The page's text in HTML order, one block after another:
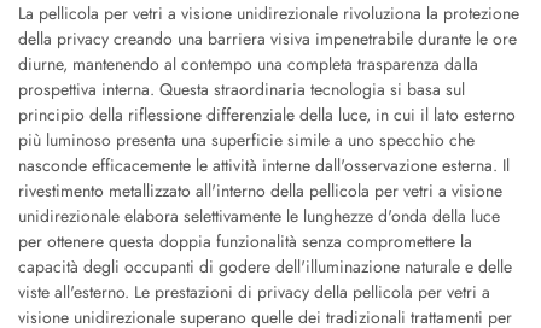
La pellicola per vetri a visione unidirezionale rivoluziona la protezione
della privacy creando una barriera visiva impenetrabile durante le ore
diurne, mantenendo al contempo una completa trasparenza dalla
prospettiva interna. Questa straordinaria tecnologia si basa sul
principio della riflessione differenziale della luce, in cui il lato esterno
più luminoso presenta una superficie simile a uno specchio che
nasconde efficacemente le attività interne dall'osservazione esterna. Il
rivestimento metallizzato all'interno della pellicola per vetri a visione
unidirezionale elabora selettivamente le lunghezze d'onda della luce
per ottenere questa doppia funzionalità senza compromettere la
capacità degli occupanti di godere dell'illuminazione naturale e delle
viste all'esterno. Le prestazioni di privacy della pellicola per vetri a
visione unidirezionale superano quelle dei tradizionali trattamenti per